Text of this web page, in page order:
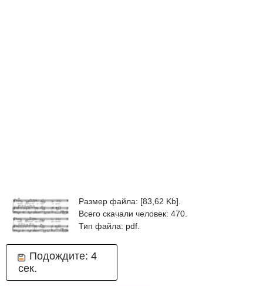
Размер файла: [83,62 Kb].
Всего скачали человек: 470.
Тип файла: pdf.
Подождите: 4
сек.